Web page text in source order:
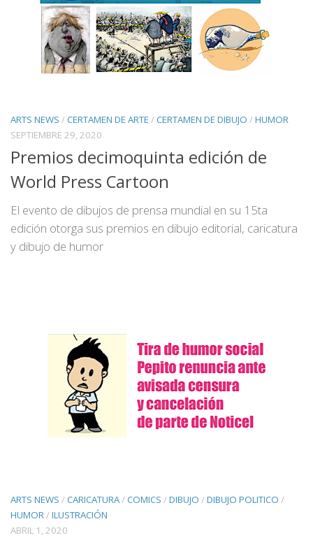
ARTS NEWS /CERTAMEN DE ARTE /CERTAMEN DE DIBUJO /HUMOR
SEPTIEMBRE 29, 2020
Premios decimoquinta edición de
World Press Cartoon
El evento de dibujos de prensa mundial en su 15ta
edición otorga sus premios en dibujo editorial, caricatura
y dibujo de humor
ARTS NEWS /CARICATURA/COMICS /DIBUJO /DIBUJO POLITICO /
HUMOR/ILUSTRACIÓN
ABRIL 1, 2020